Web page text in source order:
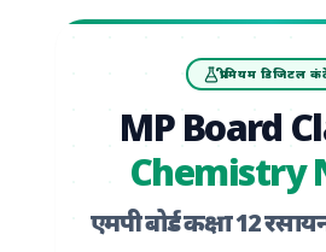
प्रीमियम डिजिटल
MP Board
Chemistry
एमपी बोर्ड कक्षा 12